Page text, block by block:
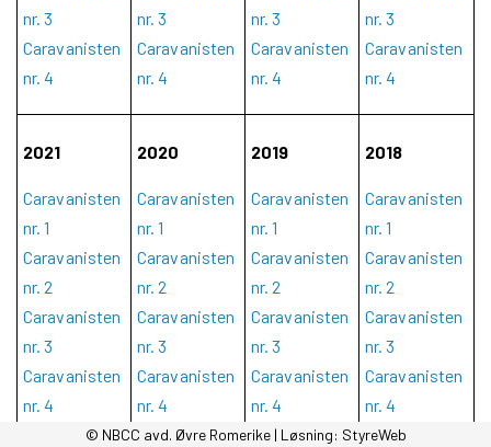
nr. 3
Caravanisten
nr. 4
nr. 3
Caravanisten
nr. 4
nr. 3
Caravanisten
nr. 4
nr. 3
Caravanisten
nr. 4
2021
Caravanisten
nr. 1
Caravanisten
nr. 2
Caravanisten
nr. 3
Caravanisten
nr. 4
2020
Caravanisten
nr. 1
Caravanisten
nr. 2
Caravanisten
nr. 3
Caravanisten
nr. 4
2019
Caravanisten
nr. 1
Caravanisten
nr. 2
Caravanisten
nr. 3
Caravanisten
nr. 4
2018
Caravanisten
nr. 1
Caravanisten
nr. 2
Caravanisten
nr. 3
Caravanisten
nr. 4
© NBCC avd. Øvre Romerike | Løsning: StyreWeb